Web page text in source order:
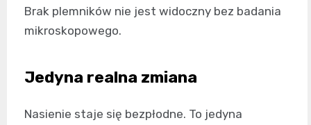
Brak plemników nie jest widoczny bez badania
mikroskopowego.
Jedyna realna zmiana
Nasienie staje się bezpłodne. To jedyna